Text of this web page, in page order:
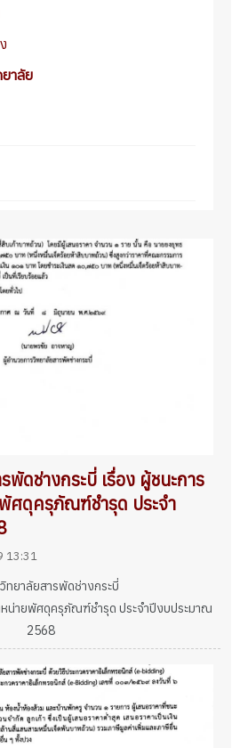
าลัย
พัดช่างกระบี่ เรื่อง ผู้ชนะการ
ศดุครุภัณฑ์ชำรุด ประจำ
13:31
ทยาลัยสารพัดช่างกระบี่
หน่ายพัศดุครุภัณฑ์ชำรุด ประจำปีงบประมาณ
2568